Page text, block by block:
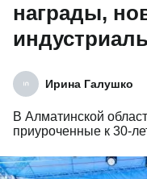
награды,
Ирина Галушко
В Алматинской
приуроченные к 30-